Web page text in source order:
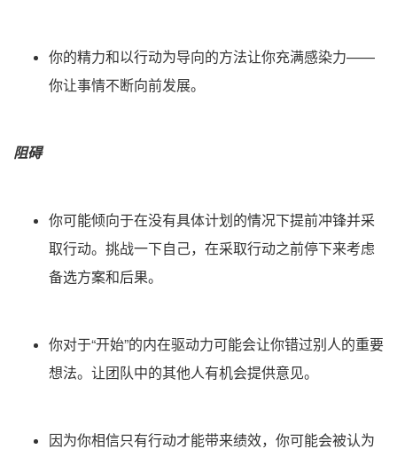
你的精力和以行动为导向的方法让你充满感染力——
你让事情不断向前发展。
阻碍
你可能倾向于在没有具体计划的情况下提前冲锋并采
取行动。挑战一下自己，在采取行动之前停下来考虑
备选方案和后果。
你对于“开始”的内在驱动力可能会让你错过别人的重要
想法。让团队中的其他人有机会提供意见。
因为你相信只有行动才能带来绩效，你可能会被认为